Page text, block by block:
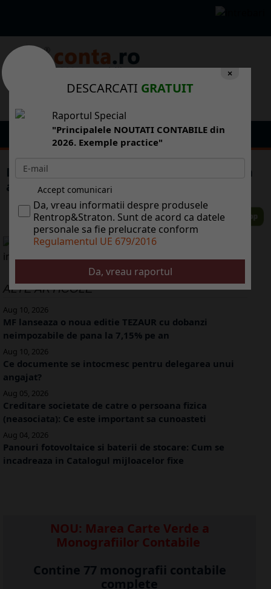
Dacia Duster, candidat la titlul de "Maina
anului 2011"
ALTE ARTICOLE
Aug 10, 2026
MF lanseaza o noua editie TEZAUR cu dobanzi
neimpozabile de pana la 7,15% pe an
Aug 10, 2026
Ce documente se intocmesc pentru delegarea unui
angajat?
Aug 05, 2026
Creditare societate de catre o persoana fizica
(neasociata): Ce este important sa cunoasteti
Aug 04, 2026
Panouri fotovoltaice si baterii de stocare: Cum se
incadreaza in Catalogul mijloacelor fixe
NOU: Marea Carte Verde a
Monografiilor Contabile
Contine 77 monografii contabile
complete
×
DESCARCATI GRATUIT
Raportul Special
"Principalele NOUTATI CONTABILE din
2026. Exemple practice"
Accept comunicari
Da, vreau informatii despre produsele
Rentrop&Straton. Sunt de acord ca datele
personale sa fie prelucrate conform
Regulamentul UE 679/2016